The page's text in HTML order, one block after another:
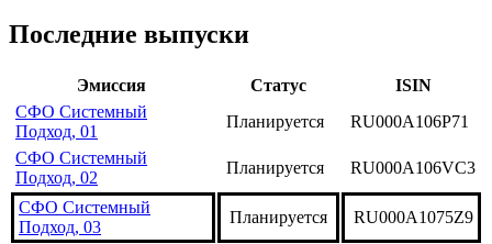
Последние выпуски
Эмиссия Статус
ISIN
СФО Системный
Подход, 01
Планируется
RU000A106P71
СФО Системный
Подход, 02
Планируется RU000A106VC3
СФО Системный
Подход, 03
Планируется
RU000A1075Z9